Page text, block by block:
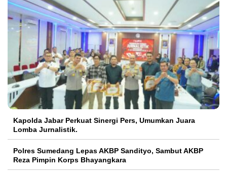
Kapolda Jabar Perkuat Sinergi Pers, Umumkan Juara
Lomba Jurnalistik.
Polres Sumedang Lepas AKBP Sandityo, Sambut AKBP
Reza Pimpin Korps Bhayangkara